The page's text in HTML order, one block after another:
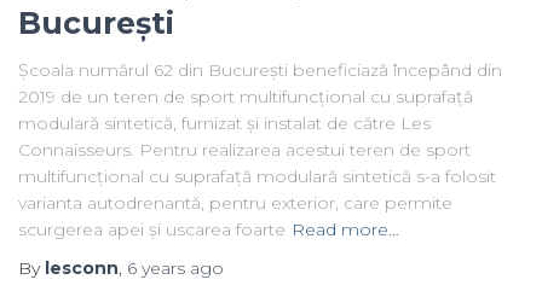
București
Școala numărul 62 din București beneficiază începând din
2019 de un teren de sport multifuncțional cu suprafață
modulară sintetică, furnizat și instalat de către Les
Connaisseurs. Pentru realizarea acestui teren de sport
multifuncțional cu suprafață modulară sintetică s-a folosit
varianta autodrenantă, pentru exterior, care permite
scurgerea apei și uscarea foarte Read more…
By lesconn, 6 years ago